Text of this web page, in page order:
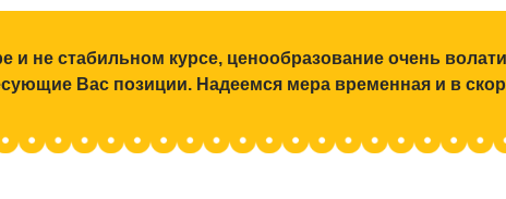
не стабильном курсе, ценообразование очень
Вас позиции. Надеемся мера временная и в